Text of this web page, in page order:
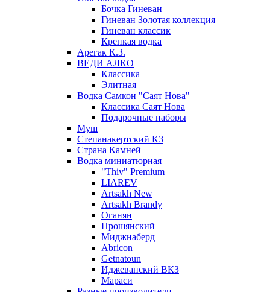
Бочка Гиневан
Гиневан Золотая коллекция
Гиневан классик
Крепкая водка
Арегак К.З.
ВЕДИ АЛКО
Классика
Элитная
Водка Самкон "Саят Нова"
Классика Саят Нова
Подарочные наборы
Муш
Степанакертский КЗ
Страна Камней
Водка миниатюрная
"Thiv" Premium
LIAREV
Artsakh New
Artsakh Brandy
Оганян
Прошянский
Миджнаберд
Abricon
Getnatoun
Иджеванский ВКЗ
Мараси